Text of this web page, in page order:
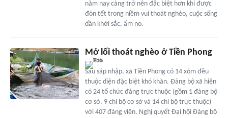
năm nay càng trở nên đặc biệt hơn khi được
đón tết trong niềm vui thoát nghèo, cuộc sống
dần khởi sắc, ấm no.
Mở lối thoát nghèo ở Tiền Phong
Sau sáp nhập, xã Tiền Phong có 14 xóm đều
thuộc diện đặc biệt khó khăn. Đảng bộ xã hiện
có 24 tổ chức đảng trực thuộc (gồm 1 đảng bộ
cơ sở, 9 chi bộ cơ sở và 14 chi bộ trực thuộc)
với 407 đảng viên. Nghị quyết Đại hội Đảng bộ